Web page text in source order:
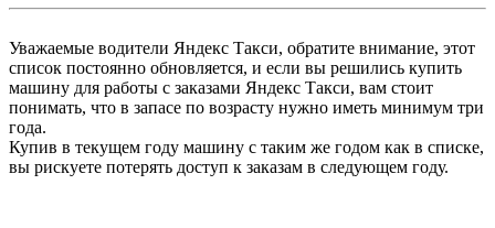
Уважаемые водители Яндекс Такси, обратите внимание, этот
список постоянно обновляется, и если вы решились купить
машину для работы с заказами Яндекс Такси, вам стоит
понимать, что в запасе по возрасту нужно иметь минимум три
года.
Купив в текущем году машину с таким же годом как в списке,
вы рискуете потерять доступ к заказам в следующем году.